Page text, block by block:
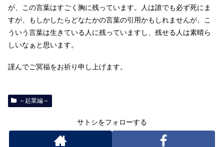
が、この言葉はすごく胸に残っています。人は誰でも必ず死にま
すが、もしかしたらどなたかの言葉の引用かもしれませんが、こ
ういう言葉は生きている人に残っていますし、残せる人は素晴ら
しいなぁと思います。
謹んでご冥福をお祈り申し上げます。
～起業編～
サトシをフォローする